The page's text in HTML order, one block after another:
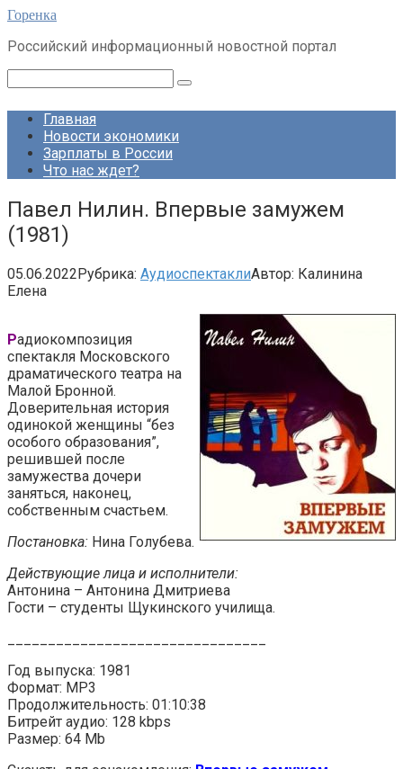
Перейти
контенту
Горенка
Российский информационный новостной портал
Главная
Новости экономики
Зарплаты в России
Что нас ждет?
Павел Нилин. Впервые замужем
(1981)
05.06.2022Рубрика: АудиоспектаклиАвтор: Калинина
Елена
Радиокомпозиция
спектакля Московского
драматического театра на
Малой Бронной.
Доверительная история
одинокой женщины “без
особого образования”,
решившей после
замужества дочери
заняться, наконец,
собственным счастьем.
Постановка: Нина Голубева.
Действующие лица и исполнители:
Антонина – Антонина Дмитриева
Гости – студенты Щукинского училища.
Год выпуска: 1981
Формат: MP3
Продолжительность: 01:10:38
Битрейт аудио: 128 kbps
Размер: 64 Mb